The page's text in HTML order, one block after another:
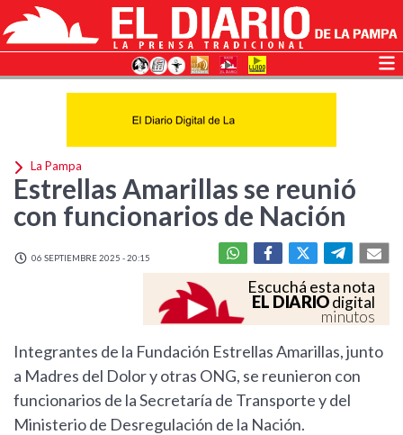
La Pampa
Estrellas Amarillas se reunió
con funcionarios de Nación
06 SEPTIEMBRE 2025 - 20:15
Escuchá esta nota
EL DIARIOdigital
minutos
Integrantes de la Fundación Estrellas Amarillas, junto
a Madres del Dolor y otras ONG, se reunieron con
funcionarios de la Secretaría de Transporte y del
Ministerio de Desregulación de la Nación.